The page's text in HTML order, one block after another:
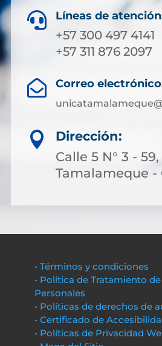
 Líneas de
+57 300 497 4141
+57 311 876 2097
 Correo

Dirección:
Calle 5 N° 3 - 59,
Tamalameque -
• Términos y condiciones
• Política de Tratamiento
Personales
• Políticas de derechos de
• Certificado de
• Políticas de Privacidad